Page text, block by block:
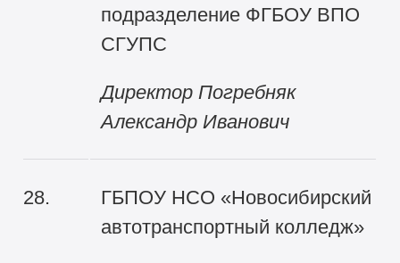
подразделение ФГБОУ ВПО
СГУПС
Директор Погребняк
Александр Иванович
28.
ГБПОУ НСО «Новосибирский
автотранспортный колледж»